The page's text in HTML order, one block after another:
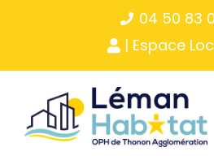
Panneau de gestion des cookies
04 50 83
| Espace